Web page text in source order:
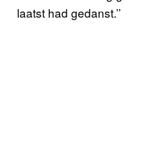
laatst had gedanst.’’